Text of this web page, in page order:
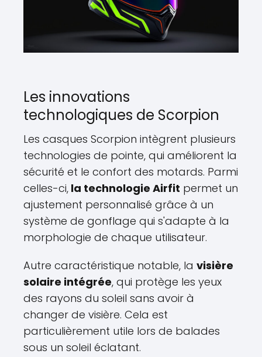
Les innovations
technologiques de Scorpion
Les casques Scorpion intègrent plusieurs
technologies de pointe, qui améliorent la
sécurité et le confort des motards. Parmi
celles-ci, la technologie Airfit permet un
ajustement personnalisé grâce à un
système de gonflage qui s'adapte à la
morphologie de chaque utilisateur.
Autre caractéristique notable, la visière
solaire intégrée, qui protège les yeux
des rayons du soleil sans avoir à
changer de visière. Cela est
particulièrement utile lors de balades
sous un soleil éclatant.